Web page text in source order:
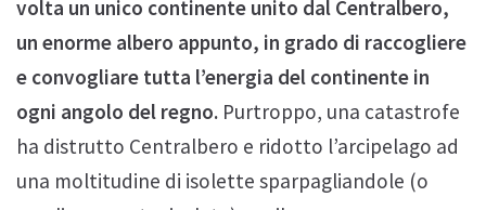
volta un unico continente unito dal Centralbero,
un enorme albero appunto, in grado di raccogliere
e convogliare tutta l’energia del continente in
ogni angolo del regno. Purtroppo, una catastrofe
ha distrutto Centralbero e ridotto l’arcipelago ad
una moltitudine di isolette sparpagliandole (o